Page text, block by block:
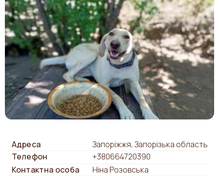
Адреса
Запоріжжя, Запорізька область
Телефон
+380664720390
Контактна особа
Ніна Розовська